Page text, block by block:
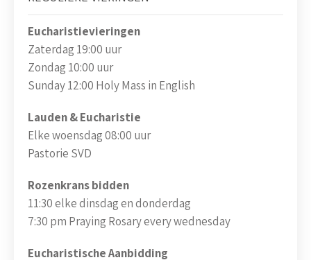
Eucharistievieringen
Zaterdag 19:00 uur
Zondag 10:00 uur
Sunday 12:00 Holy Mass in English
Lauden & Eucharistie
Elke woensdag 08:00 uur
Pastorie SVD
Rozenkrans bidden
11:30 elke dinsdag en donderdag
7:30 pm Praying Rosary every wednesday
Eucharistische Aanbidding